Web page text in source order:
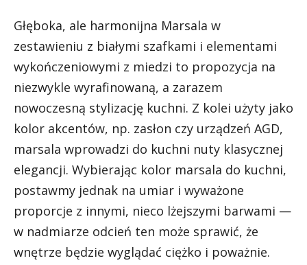
Głęboka, ale harmonijna Marsala w
zestawieniu z białymi szafkami i elementami
wykończeniowymi z miedzi to propozycja na
niezwykle wyrafinowaną, a zarazem
nowoczesną stylizację kuchni. Z kolei użyty jako
kolor akcentów, np. zasłon czy urządzeń AGD,
marsala wprowadzi do kuchni nuty klasycznej
elegancji. Wybierając kolor marsala do kuchni,
postawmy jednak na umiar i wyważone
proporcje z innymi, nieco lżejszymi barwami —
w nadmiarze odcień ten może sprawić, że
wnętrze będzie wyglądać ciężko i poważnie.